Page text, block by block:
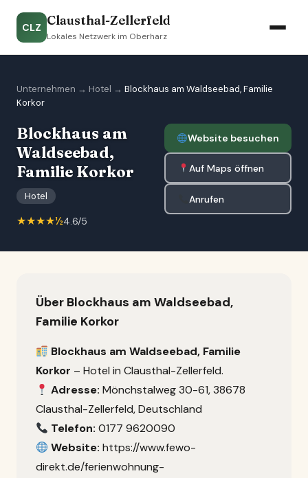
CLZ Clausthal-Zellerfeld
Lokales Netzwerk im Oberharz
Unternehmen → Hotel → Blockhaus am Waldseebad, Familie
Korkor
Blockhaus am
Waldseebad,
Familie Korkor
Hotel
★★★★½4.6/5
Website besuchen
Auf Maps öffnen
Anrufen
Über Blockhaus am Waldseebad,
Familie Korkor
Blockhaus am Waldseebad, Familie
Korkor – Hotel in Clausthal-Zellerfeld.
Adresse: Mönchstalweg 30-61, 38678
Clausthal-Zellerfeld, Deutschland
Telefon: 0177 9620090
Website: https://www.fewo-
direkt.de/ferienwohnung-